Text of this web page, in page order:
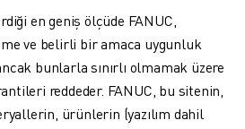
en geniş ölçüde FANUC,
ve belirli bir amaca uygunluk
bunlarla sınırlı olmamak üzere
reddeder. FANUC, bu sitenin,
ürünlerin (yazılım dahil